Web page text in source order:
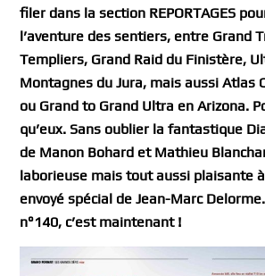
filer dans la section REPORTAGES
l’aventure des sentiers, entre Grand
Templiers, Grand Raid du Finistère,
Montagnes du Jura, mais aussi Atlas
ou Grand to Grand Ultra en Arizona.
qu’eux. Sans oublier la fantastique
de Manon Bohard et Mathieu
laborieuse mais tout aussi plaisante
envoyé spécial de Jean-Marc Delorme.
n°140, c’est maintenant !